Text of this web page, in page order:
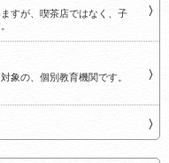
すが、喫茶店ではなく、子
象の、個別教育機関です。